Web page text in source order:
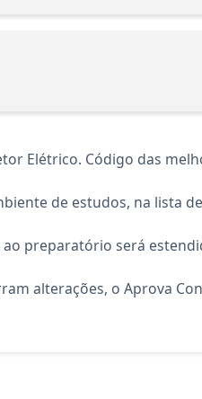
Elétrico. Código das
de estudos, na lista
preparatório será
alterações, o Aprova